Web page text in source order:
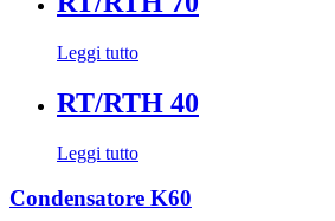
Leggi tutto
RT/RTH 40
Leggi tutto
Condensatore K60